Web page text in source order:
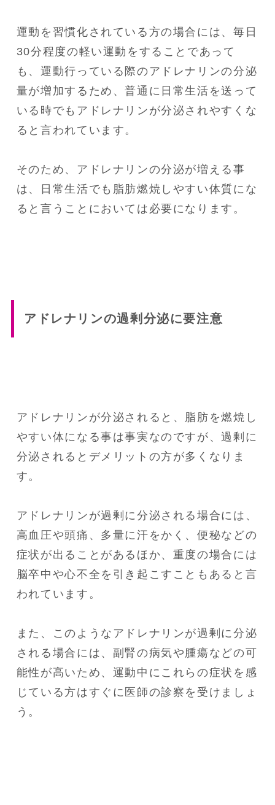
運動を習慣化されている方の場合には、毎日
30分程度の軽い運動をすることであって
も、運動行っている際のアドレナリンの分泌
量が増加するため、普通に日常生活を送って
いる時でもアドレナリンが分泌されやすくな
ると言われています。
そのため、アドレナリンの分泌が増える事
は、日常生活でも脂肪燃焼しやすい体質にな
ると言うことにおいては必要になります。
アドレナリンの過剰分泌に要注意
アドレナリンが分泌されると、脂肪を燃焼し
やすい体になる事は事実なのですが、過剰に
分泌されるとデメリットの方が多くなりま
す。
アドレナリンが過剰に分泌される場合には、
高血圧や頭痛、多量に汗をかく、便秘などの
症状が出ることがあるほか、重度の場合には
脳卒中や心不全を引き起こすこともあると言
われています。
また、このようなアドレナリンが過剰に分泌
される場合には、副腎の病気や腫瘍などの可
能性が高いため、運動中にこれらの症状を感
じている方はすぐに医師の診察を受けましょ
う。